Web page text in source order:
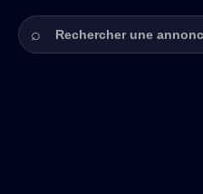
Rechercher une annonce
⌕